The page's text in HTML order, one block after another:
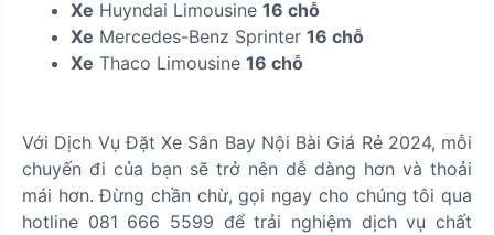
Xe Huyndai Limousine 16 chỗ
Xe Mercedes-Benz Sprinter 16 chỗ
Xe Thaco Limousine 16 chỗ
Với Dịch Vụ Đặt Xe Sân Bay Nội Bài Giá Rẻ 2024, mỗi
chuyến đi của bạn sẽ trở nên dễ dàng hơn và thoải
mái hơn. Đừng chần chừ, gọi ngay cho chúng tôi qua
hotline 081 666 5599 để trải nghiệm dịch vụ chất